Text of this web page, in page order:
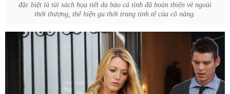
đặc biệt là túi xách họa tiết da báo cá tính đã hoàn thiện vẻ ngoài
thời thượng, thể hiện gu thời trang tinh tế của cô nàng.